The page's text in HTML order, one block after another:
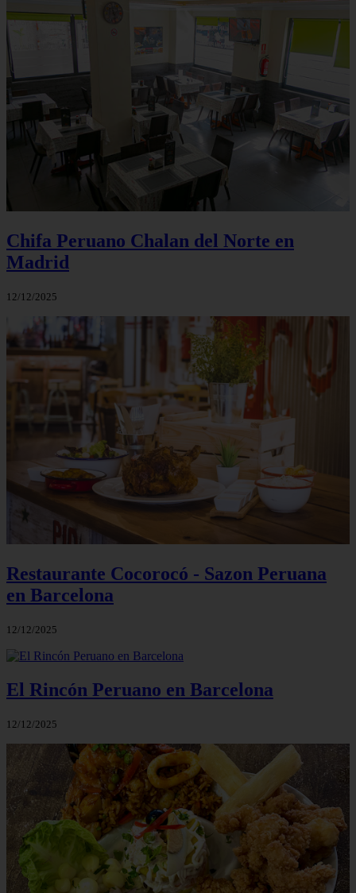
Chifa Peruano Chalan del Norte en
Madrid
12/12/2025
Restaurante Cocorocó - Sazon Peruana
en Barcelona
12/12/2025
El Rincón Peruano en Barcelona
12/12/2025